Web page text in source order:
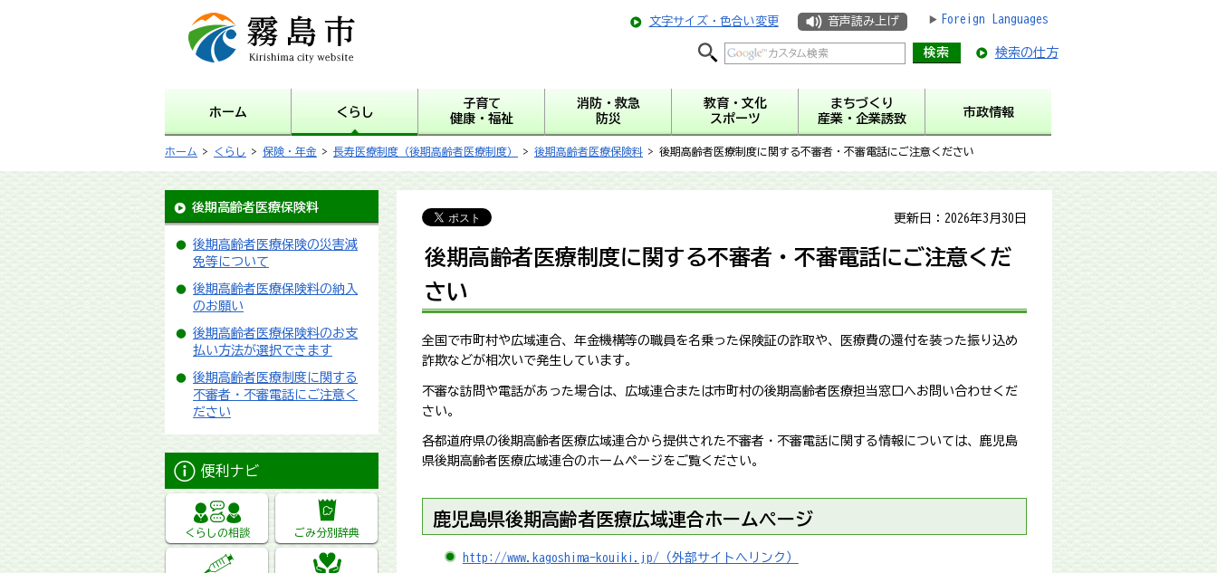
霧島市 Kirishima city
website
文字サイズ・色合い変更 音声読み上げ Foreign Languages
検索の仕方
ホーム くらし
子育て
健康・福祉
消防・救急
防災
教育・文化
スポーツ
まちづくり
産業・企業誘致
市政情報
ホーム > くらし > 保険・年金 > 長寿医療制度（後期高齢者医療制度） > 後期高齢者医療保険料 > 後期高齢者医療制度に関する不審者・不審電話にご注意ください
後期高齢者医療保険料
後期高齢者医療保険の災害減
免等について
後期高齢者医療保険料の納入
のお願い
後期高齢者医療保険料のお支
払い方法が選択できます
後期高齢者医療制度に関する
不審者・不審電話にご注意く
ださい
便利ナビ
くらしの相談 ごみ分別辞典
更新日：2026年3月30日
後期高齢者医療制度に関する不審者・不審電話にご注意くだ
さい
全国で市町村や広域連合、年金機構等の職員を名乗った保険証の詐取や、医療費の還付を装った振り込め
詐欺などが相次いで発生しています。
不審な訪問や電話があった場合は、広域連合または市町村の後期高齢者医療担当窓口へお問い合わせくだ
さい。
各都道府県の後期高齢者医療広域連合から提供された不審者・不審電話に関する情報については、鹿児島
県後期高齢者医療広域連合のホームページをご覧ください。
鹿児島県後期高齢者医療広域連合ホームページ
http://www.kagoshima-kouiki.jp/（外部サイトへリンク）